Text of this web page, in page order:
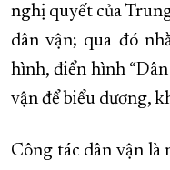
nghị quyết của
dân vận; qua đó
hình, điển hình
vận để biểu dương,
Công tác dân vận là